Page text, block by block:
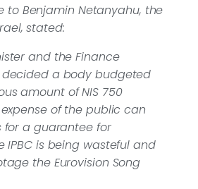
to Benjamin Netanyahu, the
stated:
and the Finance
decided a body budgeted
amount of NIS 750
of the public can
for a guarantee for
IPBC is being wasteful and
the Eurovision Song